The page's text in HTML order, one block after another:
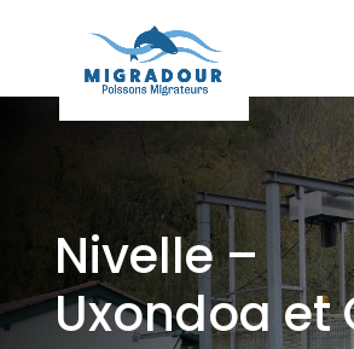
Nivelle –
Uxondoa et